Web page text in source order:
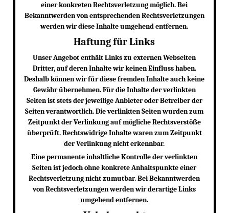
einer konkreten Rechtsverletzung möglich. Bei
Bekanntwerden von entsprechenden Rechtsverletzungen
werden wir diese Inhalte umgehend entfernen.
Haftung für Links
Unser Angebot enthält Links zu externen Webseiten
Dritter, auf deren Inhalte wir keinen Einfluss haben.
Deshalb können wir für diese fremden Inhalte auch keine
Gewähr übernehmen. Für die Inhalte der verlinkten
Seiten ist stets der jeweilige Anbieter oder Betreiber der
Seiten verantwortlich. Die verlinkten Seiten wurden zum
Zeitpunkt der Verlinkung auf mögliche Rechtsverstöße
überprüft. Rechtswidrige Inhalte waren zum Zeitpunkt
der Verlinkung nicht erkennbar.
Eine permanente inhaltliche Kontrolle der verlinkten
Seiten ist jedoch ohne konkrete Anhaltspunkte einer
Rechtsverletzung nicht zumutbar. Bei Bekanntwerden
von Rechtsverletzungen werden wir derartige Links
umgehend entfernen.